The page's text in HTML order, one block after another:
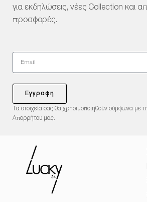
για εκδηλώσεις, νέες Collection και
προσφορές.
Εγγραφη
Τα στοιχεία σας θα χρησιμοποιηθούν σύμφωνα με
Απορρήτου μας.